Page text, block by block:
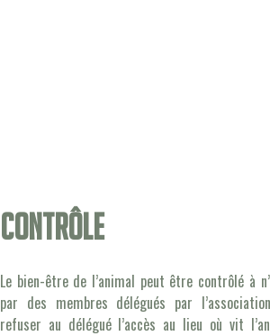
Contrôle
Le bien-être de l’animal peut être contrôlé à
par des membres délégués par
refuser au délégué l’accès au lieu où vit